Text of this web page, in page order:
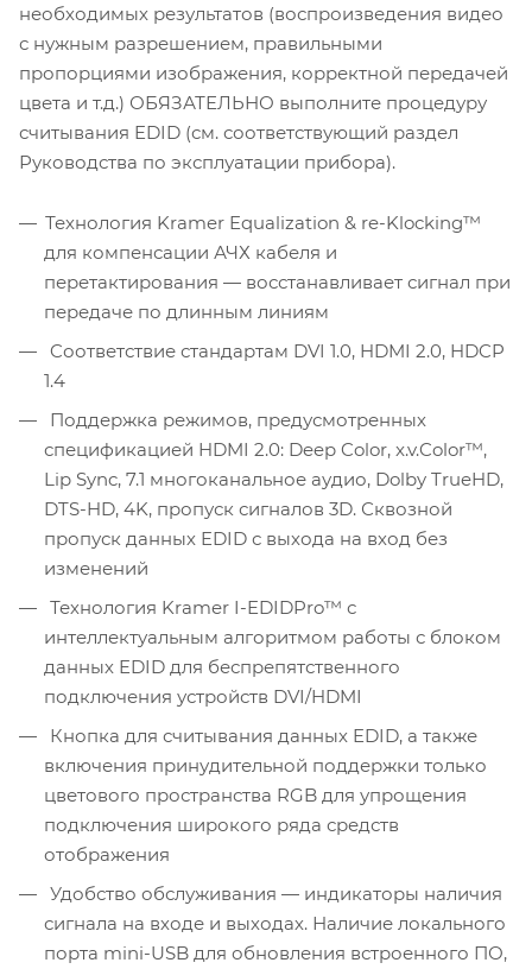
необходимых результатов (воспроизведения видео
с нужным разрешением, правильными
пропорциями изображения, корректной передачей
цвета и т.д.) ОБЯЗАТЕЛЬНО выполните процедуру
считывания EDID (см. соответствующий раздел
Руководства по эксплуатации прибора).
Технология Kramer Equalization & re-Klocking™
для компенсации АЧХ кабеля и
перетактирования — восстанавливает сигнал при
передаче по длинным линиям
Cоответствие стандартам DVI 1.0, HDMI 2.0, HDCP
1.4
Поддержка режимов, предусмотренных
спецификацией HDMI 2.0: Deep Color, x.v.Color™,
Lip Sync, 7.1 многоканальное аудио, Dolby TrueHD,
DTS-HD, 4K, пропуск сигналов 3D. Сквозной
пропуск данных EDID с выхода на вход без
изменений
Технология Kramer I-EDIDPro™ с
интеллектуальным алгоритмом работы с блоком
данных EDID для беспрепятственного
подключения устройств DVI/HDMI
Кнопка для считывания данных EDID, а также
включения принудительной поддержки только
цветового пространства RGB для упрощения
подключения широкого ряда средств
отображения
Удобство обслуживания — индикаторы наличия
сигнала на входе и выходах. Наличие локального
порта mini-USB для обновления встроенного ПО,